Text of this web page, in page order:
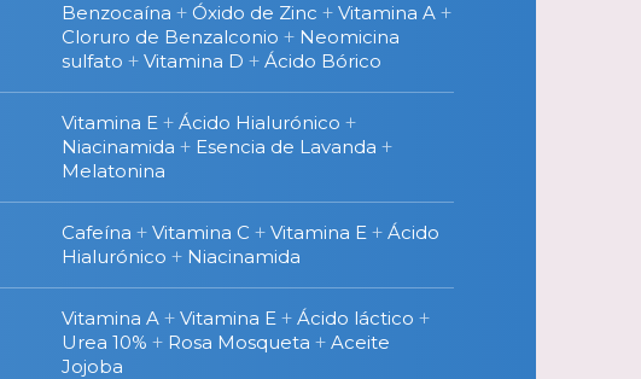
Benzocaína + Óxido de Zinc +Vitamina A +
Cloruro de Benzalconio + Neomicina
sulfato +Vitamina D +Ácido Bórico
Vitamina E +Ácido Hialurónico +
Niacinamida + Esencia de Lavanda +
Melatonina
Cafeína +Vitamina C +Vitamina E +Ácido
Hialurónico + Niacinamida
Vitamina A +Vitamina E +Ácido láctico +
Urea 10% + Rosa Mosqueta +Aceite
Jojoba